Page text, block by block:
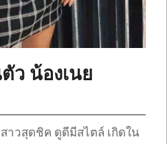
ว น้องเนย
สาวสุดชิค ดูดีมีสไตล์ เกิดใน